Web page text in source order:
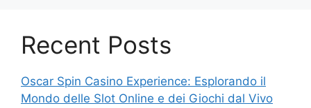
Recent Posts
Oscar Spin Casino Experience: Esplorando il
Mondo delle Slot Online e dei Giochi dal Vivo